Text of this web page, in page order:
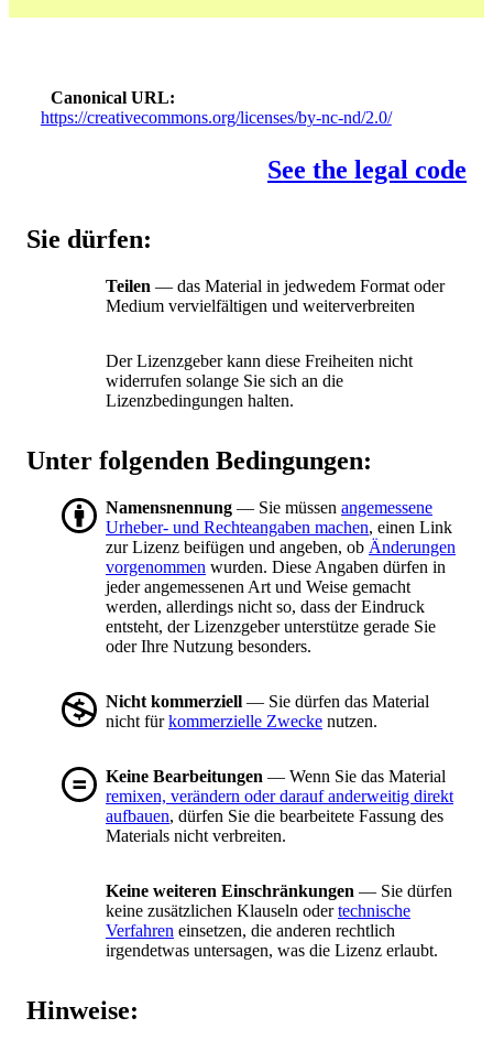
Canonical URL
https://creativecommons.org/licenses/by-nc-nd/2.0/
See the legal code
Sie dürfen:
Teilen — das Material in jedwedem Format oder
Medium vervielfältigen und weiterverbreiten
Der Lizenzgeber kann diese Freiheiten nicht
widerrufen solange Sie sich an die
Lizenzbedingungen halten.
Unter folgenden Bedingungen:
Namensnennung — Sie müssen angemessene
Urheber- und Rechteangaben machen, einen Link
zur Lizenz beifügen und angeben, ob Änderungen
vorgenommen wurden. Diese Angaben dürfen in
jeder angemessenen Art und Weise gemacht
werden, allerdings nicht so, dass der Eindruck
entsteht, der Lizenzgeber unterstütze gerade Sie
oder Ihre Nutzung besonders.
Nicht kommerziell — Sie dürfen das Material
nicht fürkommerzielle Zwecke nutzen.
Keine Bearbeitungen — Wenn Sie das Material
remixen, verändern oder darauf anderweitig direkt
aufbauen, dürfen Sie die bearbeitete Fassung des
Materials nicht verbreiten.
Keine weiteren Einschränkungen — Sie dürfen
keine zusätzlichen Klauseln odertechnische
Verfahren einsetzen, die anderen rechtlich
irgendetwas untersagen, was die Lizenz erlaubt.
Hinweise: